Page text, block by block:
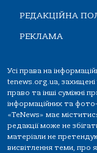
РЕДАКЦІЙНА
РЕКЛАМА
Усі права на
tenews.org.ua,
право та інші суміжні
інформаційних та
«TeNews» має
редакції може не
матеріали не
висвітлення теми, про